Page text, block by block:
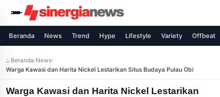
Beranda News Trend Hype Lifestyle Variety Offbeat
⌂ Beranda›News›
Warga Kawasi dan Harita Nickel Lestarikan Situs Budaya Pulau Obi
Warga Kawasi dan Harita Nickel Lestarikan